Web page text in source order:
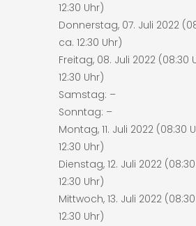
12:30 Uhr)
Donnerstag, 07. Juli 2022
ca. 12:30 Uhr)
Freitag, 08. Juli 2022 (08:30
12:30 Uhr)
Samstag: –
Sonntag: –
Montag, 11. Juli 2022 (08:30
12:30 Uhr)
Dienstag, 12. Juli 2022
12:30 Uhr)
Mittwoch, 13. Juli 2022
12:30 Uhr)